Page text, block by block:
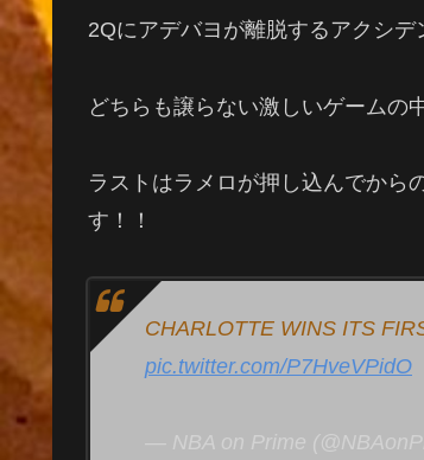
2Qにアデバヨが離脱するアクシ
どちらも譲らない激しいゲームの
ラストはラメロが押し込んでか
す！！
CHARLOTTE WINS ITS
pic.twitter.com/P7HveVPidO
— NBA on Prime